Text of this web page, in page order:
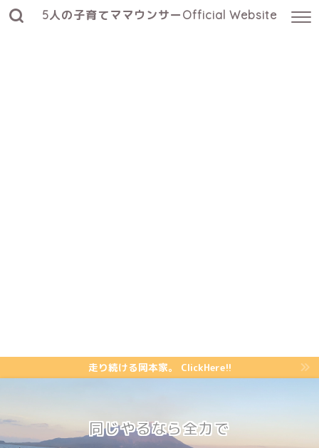
5人の子育てママウンサーOfficial Website
走り続ける岡本家。 ClickHere!!
同じやるなら全力で